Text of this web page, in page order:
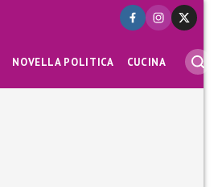
NOVELLA POLITICA CUCINA